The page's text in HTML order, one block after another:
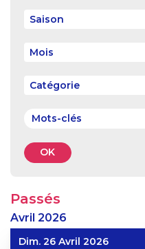
Saison
Mois
OK
Passés
Avril 2026
Dim. 26 Avril 2026